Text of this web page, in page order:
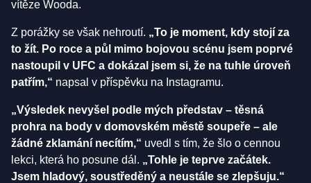
vítěze Wooda.
Z porážky se však nehroutí. „To je moment, kdy stojí za
to žít. Po roce a půl mimo bojovou scénu jsem poprvé
nastoupil v UFC a dokázal jsem si, že na tuhle úroveň
patřím,“ napsal v příspěvku na Instagramu.
„Výsledek nevyšel podle mých představ – těsná
prohra na body v domovském městě soupeře – ale
žádné zklamání necítím,“ uvedl s tím, že šlo o cennou
lekci, která ho posune dál. „Tohle je teprve začátek.
Jsem hladový, soustředěný a neustále se zlepšuju.“